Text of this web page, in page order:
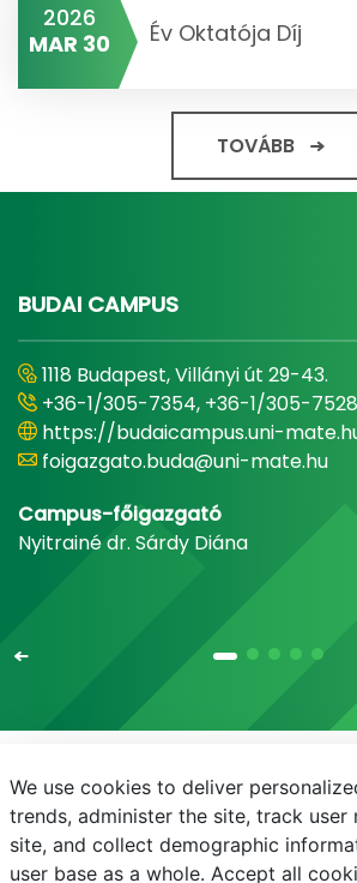
2026
MAR 30
Év Oktatója Díj
TOVÁBB
BUDAI CAMPUS
1118 Budapest, Villányi út 29-43.
+36-1/305-7354, +36-1/305-7528
https://budaicampus.uni-
foigazgato.buda@uni-mate.hu
Campus-főigazgató
Nyitrainé dr. Sárdy Diána
E-mail Telefonkönyv
Adatvédelem
We use cookies to deliver
trends, administer the site, track user
site, and collect demographic
user base as a whole. Accept all